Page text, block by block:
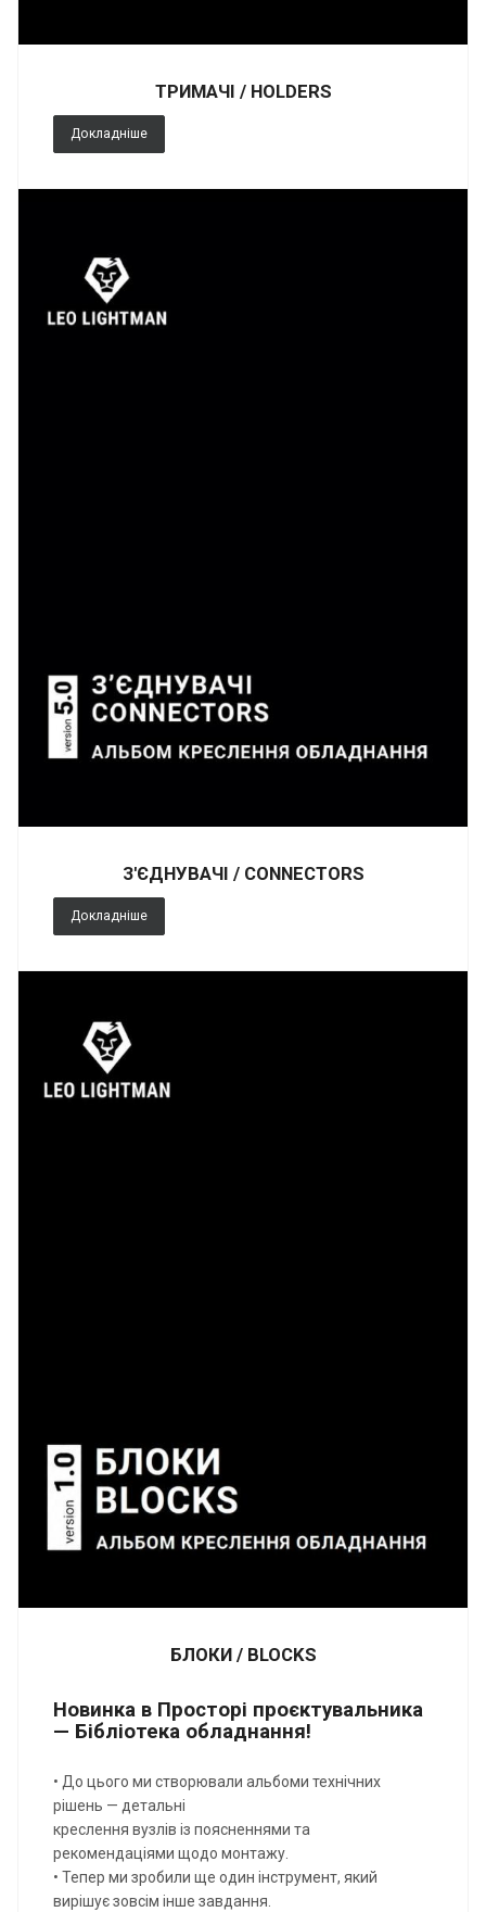
ТРИМАЧІ / HOLDERS
Докладніше
З'ЄДНУВАЧІ / CONNECTORS
Докладніше
БЛОКИ / BLOCKS
Новинка в Просторі проєктувальника
— Бібліотека обладнання!
• До цього ми створювали альбоми технічних
рішень — детальні
креслення вузлів із поясненнями та
рекомендаціями щодо монтажу.
• Тепер ми зробили ще один інструмент, який
вирішує зовсім інше завдання.